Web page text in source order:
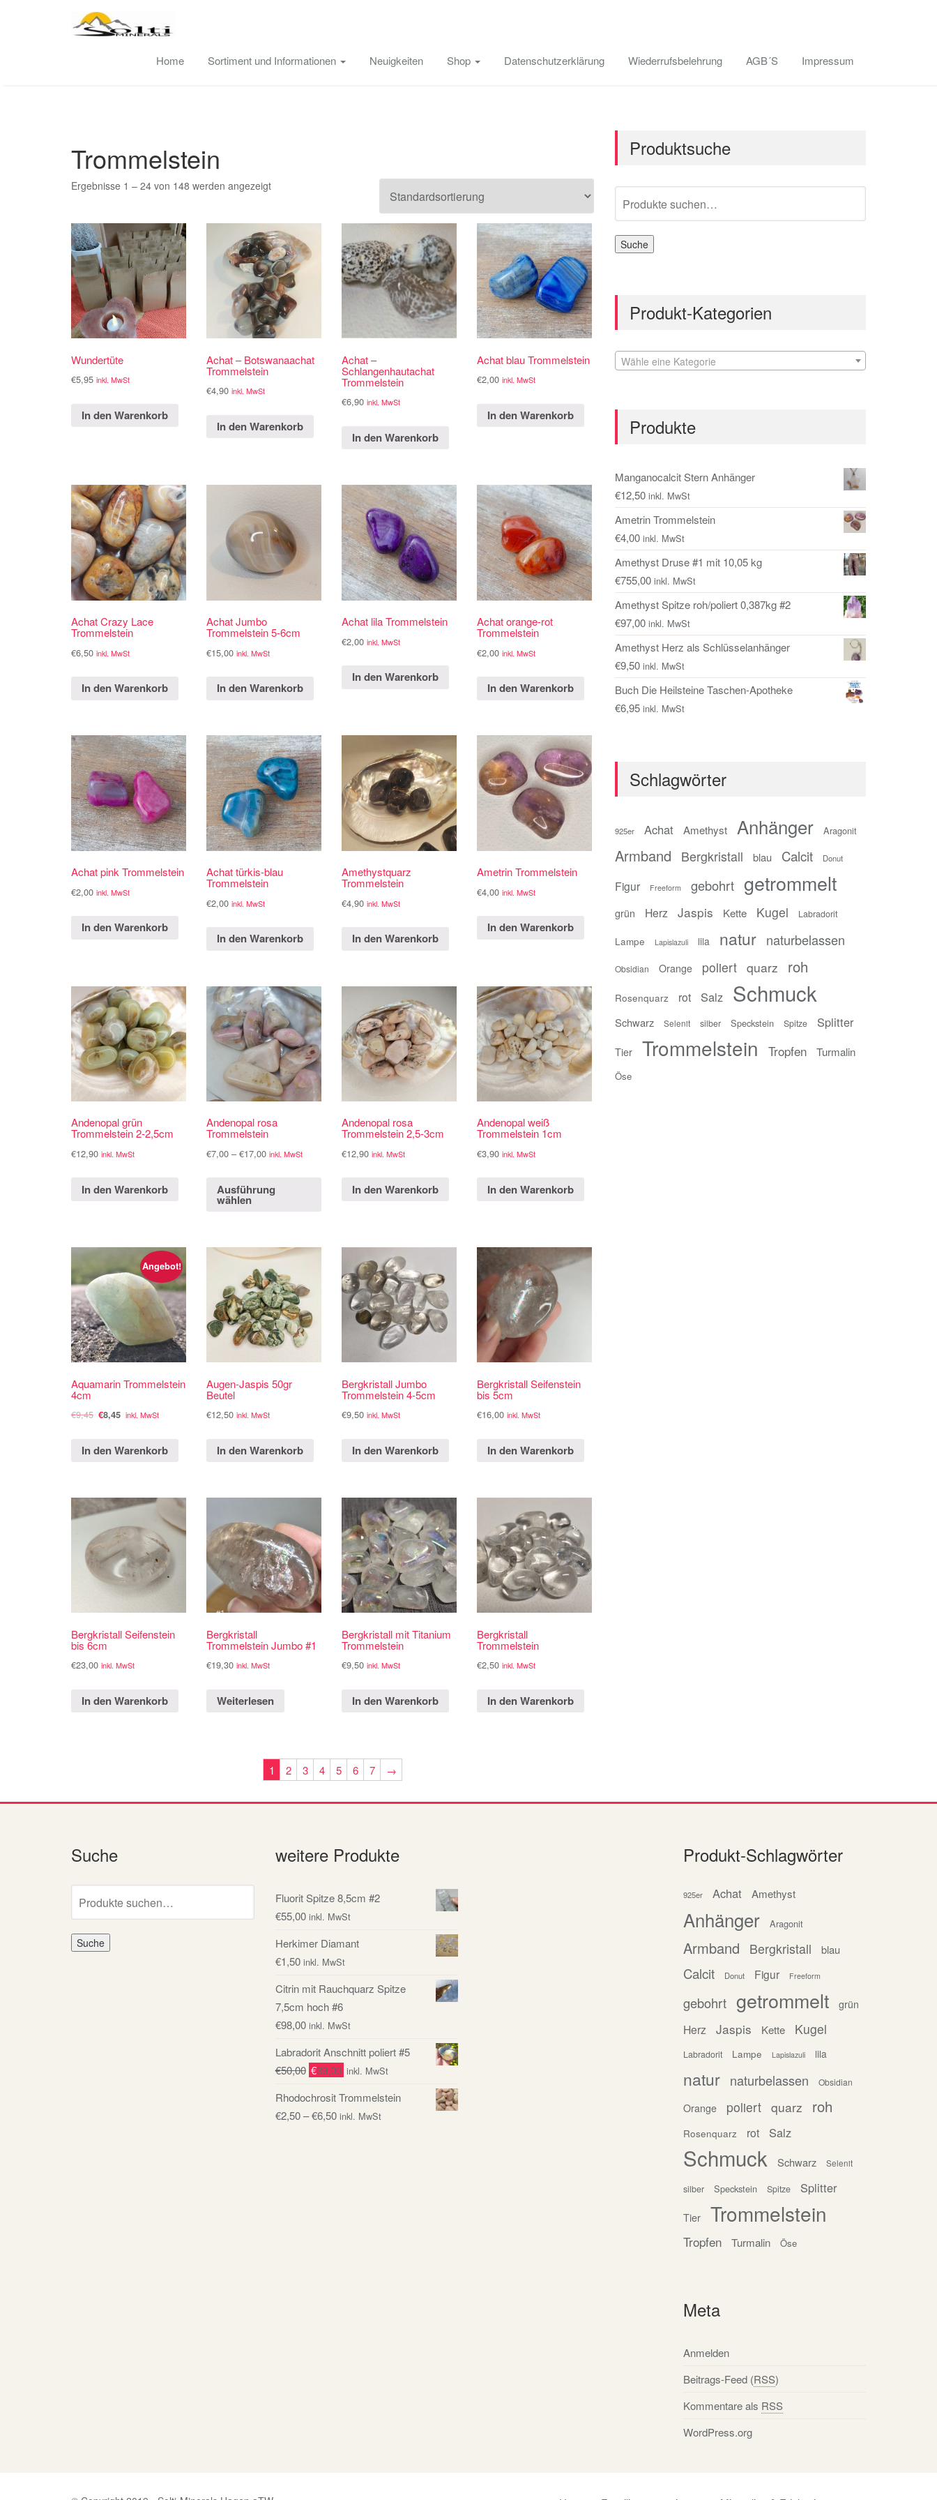
Home Sortiment und Informationen Neuigkeiten Shop Datenschutzerklärung Wiederrufsbelehrung AGB´S Impressum
Trommelstein
Ergebnisse 1 – 24 von 148 werden angezeigt
Wundertüte
€5,95 inkl. MwSt
In den Warenkorb
Achat – Botswanaachat
Trommelstein
€4,90 inkl. MwSt
In den Warenkorb
Achat –
Schlangenhautachat
Trommelstein
€6,90 inkl. MwSt
In den Warenkorb
Achat blau Trommelstein
€2,00 inkl. MwSt
In den Warenkorb
Achat Crazy Lace
Trommelstein
€6,50 inkl. MwSt
In den Warenkorb
Achat Jumbo
Trommelstein 5-6cm
€15,00 inkl. MwSt
In den Warenkorb
Achat lila Trommelstein
€2,00 inkl. MwSt
In den Warenkorb
Achat orange-rot
Trommelstein
€2,00 inkl. MwSt
In den Warenkorb
Achat pink Trommelstein
€2,00 inkl. MwSt
In den Warenkorb
Achat türkis-blau
Trommelstein
€2,00 inkl. MwSt
In den Warenkorb
Amethystquarz
Trommelstein
€4,90 inkl. MwSt
In den Warenkorb
Ametrin Trommelstein
€4,00 inkl. MwSt
In den Warenkorb
Andenopal grün
Trommelstein 2-2,5cm
€12,90 inkl. MwSt
In den Warenkorb
Andenopal rosa
Trommelstein
€7,00–€17,00 inkl. MwSt
Ausführung
wählen
Andenopal rosa
Trommelstein 2,5-3cm
€12,90 inkl. MwSt
In den Warenkorb
Andenopal weiß
Trommelstein 1cm
€3,90 inkl. MwSt
In den Warenkorb
Angebot!
Aquamarin Trommelstein
4cm
€9,45 €8,45 inkl. MwSt
In den Warenkorb
Augen-Jaspis 50gr
Beutel
€12,50 inkl. MwSt
In den Warenkorb
Bergkristall Jumbo
Trommelstein 4-5cm
€9,50 inkl. MwSt
In den Warenkorb
Bergkristall Seifenstein
bis 5cm
€16,00 inkl. MwSt
In den Warenkorb
Bergkristall Seifenstein
bis 6cm
€23,00 inkl. MwSt
In den Warenkorb
Bergkristall
Trommelstein Jumbo #1
€19,30 inkl. MwSt
Weiterlesen
Bergkristall mit Titanium
Trommelstein
€9,50 inkl. MwSt
In den Warenkorb
Bergkristall
Trommelstein
€2,50 inkl. MwSt
In den Warenkorb
1 2 3 4 5 6 7 →
Produktsuche
nach:
Suche
Produkt-Kategorien
Wähle eine Kategorie
Produkte
Manganocalcit Stern Anhänger
€12,50 inkl. MwSt
Ametrin Trommelstein
€4,00 inkl. MwSt
Amethyst Druse #1 mit 10,05 kg
€755,00 inkl. MwSt
Amethyst Spitze roh/poliert 0,387kg #2
€97,00 inkl. MwSt
Amethyst Herz als Schlüsselanhänger
€9,50 inkl. MwSt
Buch Die Heilsteine Taschen-Apotheke
€6,95 inkl. MwSt
Schlagwörter
925er Achat Amethyst Anhänger Aragonit
Armband Bergkristall blau Calcit Donut
Figur Freeform gebohrt getrommelt
grün Herz Jaspis Kette Kugel Labradorit
Lampe Lapislazuli lila natur naturbelassen
Obsidian Orange poliert quarz roh
Rosenquarz rot Salz Schmuck
Schwarz Selenit silber Speckstein Spitze Splitter
Tier Trommelstein Tropfen Turmalin
Öse
Suche
nach:
Suche
weitere Produkte
Fluorit Spitze 8,5cm #2
€55,00 inkl. MwSt
Herkimer Diamant
€1,50 inkl. MwSt
Citrin mit Rauchquarz Spitze
7,5cm hoch #6
€98,00 inkl. MwSt
Labradorit Anschnitt poliert #5
€50,00 €39,00 inkl. MwSt
Rhodochrosit Trommelstein
€2,50–€6,50 inkl. MwSt
Produkt-Schlagwörter
925er Achat Amethyst
Anhänger Aragonit
Armband Bergkristall blau
Calcit Donut Figur Freeform
gebohrt getrommelt grün
Herz Jaspis Kette Kugel
Labradorit Lampe Lapislazuli lila
natur naturbelassen Obsidian
Orange poliert quarz roh
Rosenquarz rot Salz
Schmuck Schwarz Selenit
silber Speckstein Spitze Splitter
Tier Trommelstein
Tropfen Turmalin Öse
Meta
Anmelden
Beitrags-Feed (RSS)
Kommentare als RSS
WordPress.org